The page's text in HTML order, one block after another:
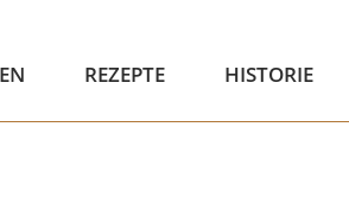
REZEPTE HISTORIE